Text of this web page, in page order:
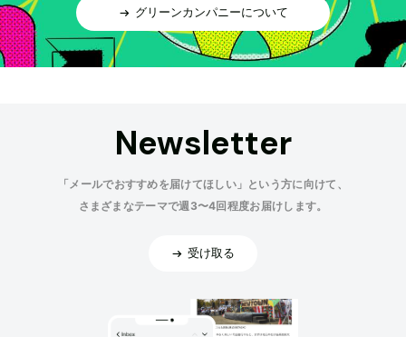
グリーンカンパニーについて
Newsletter
「メールでおすすめを届けてほしい」という方に向けて、
さまざまなテーマで週3〜4回程度お届けします。
受け取る